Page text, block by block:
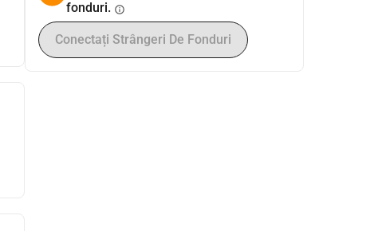
fonduri. info
Conectați Strângeri De Fonduri